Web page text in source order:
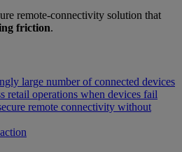
remote-connectivity solution that
friction.
large number of connected devices
retail operations when devices fail
remote connectivity without